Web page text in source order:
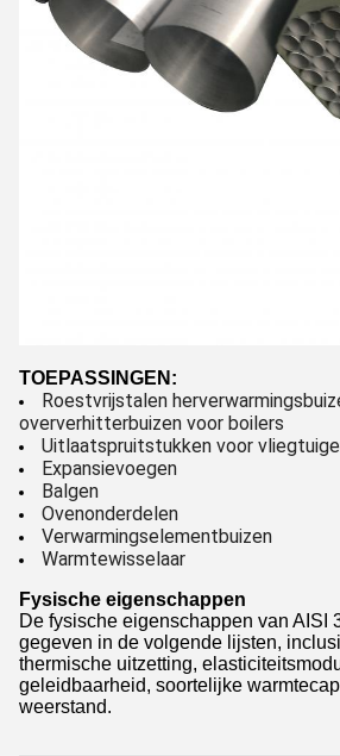
TOEPASSINGEN:
Roestvrijstalen
oververhitterbuizen voor boilers
Uitlaatspruitstukken voor
Expansievoegen
Balgen
Ovenonderdelen
Verwarmingselementbuizen
Warmtewisselaar
Fysische eigenschappen
De fysische eigenschappen van AISI
gegeven in de volgende lijsten,
thermische uitzetting,
geleidbaarheid, soortelijke
weerstand.